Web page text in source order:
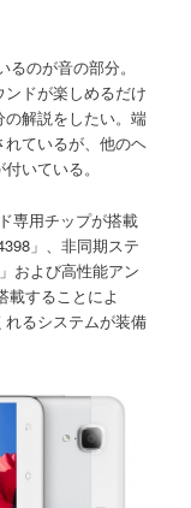
のが音の部分。
ドが楽しめるだけ
解説をしたい。端
ているが、他のヘ
いている。
専用チップが搭載
」、非同期ステ
および高性能アン
載することによ
るシステムが装備